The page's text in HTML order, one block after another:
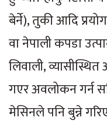
बेर्ने), तुकी आदि
वा नेपाली कपडा
लिवाली, व्यासीस्थित
गएर अवलोकन गर्न
मेसिनले पनि बुन्ने